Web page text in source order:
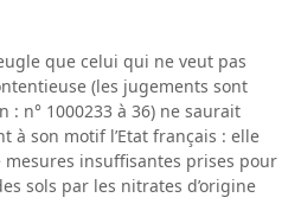
que celui qui ne veut pas
(les jugements sont
: n° 1000233 à 36) ne saurait
à son motif l’Etat français : elle
insuffisantes prises pour
sols par les nitrates d’origine